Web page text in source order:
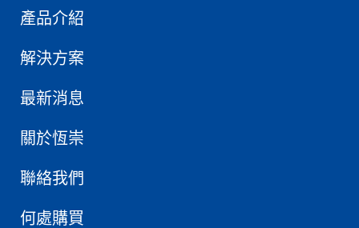
產品介紹
解決方案
最新消息
關於恆崇
聯絡我們
何處購買